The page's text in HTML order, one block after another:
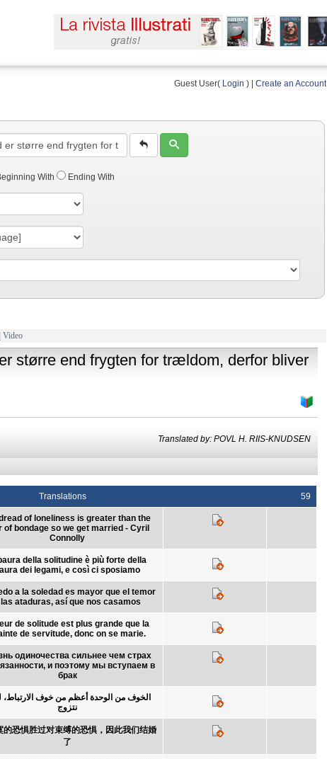
Guest User( Login ) | Create an Account
With Ending With
Video
større end frygten for trældom, derfor bliver
Translated by: POVL H. RIIS-KNUDSEN
Translations 59
of loneliness is greater than the
of bondage so we get married - Cyril
Connolly
della solitudine è più forte della
dei legami, e così ci sposiamo
a la soledad es mayor que el temor
ataduras, así que nos casamos
de solitude est plus grande que la
de servitude, donc on se marie.
одиночества сильнее чем страх
и поэтому мы вступаем в
брак
الخوف من الوحدة أعظم من خوف الارتباط،
نتزوج
的恐惧胜过对束缚的恐惧，因此我们结婚
了